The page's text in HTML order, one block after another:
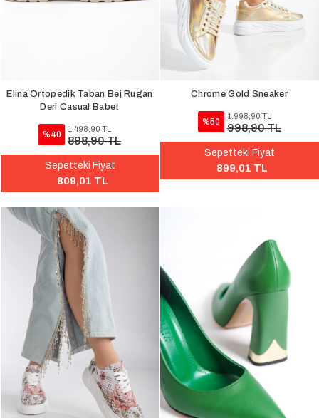
Elina Ortopedik Taban Bej Rugan
Deri Casual Babet
%40
1.498,90 TL
898,90 TL
Sepetteki Fiyat
809,01 TL
Chrome Gold Sneaker
%50
1.998,90 TL
998,90 TL
Sepetteki Fiyat
899,01 TL